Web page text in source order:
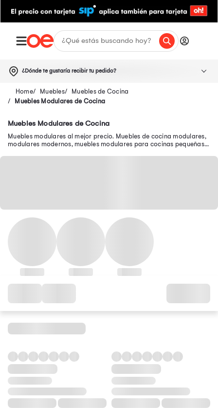
¿Dónde te gustaría recibir tu pedido?
Muebles
Muebles de Cocina
Muebles Modulares de Cocina
Muebles Modulares de Cocina
Muebles modulares al mejor precio. Muebles de cocina modulares,
modulares modernos, muebles modulares para cocinas pequeñas y